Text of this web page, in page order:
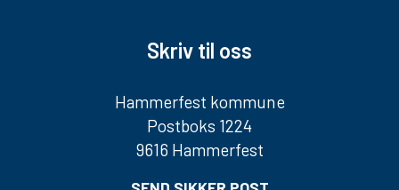
Skriv til oss
Hammerfest kommune
Postboks 1224
9616 Hammerfest